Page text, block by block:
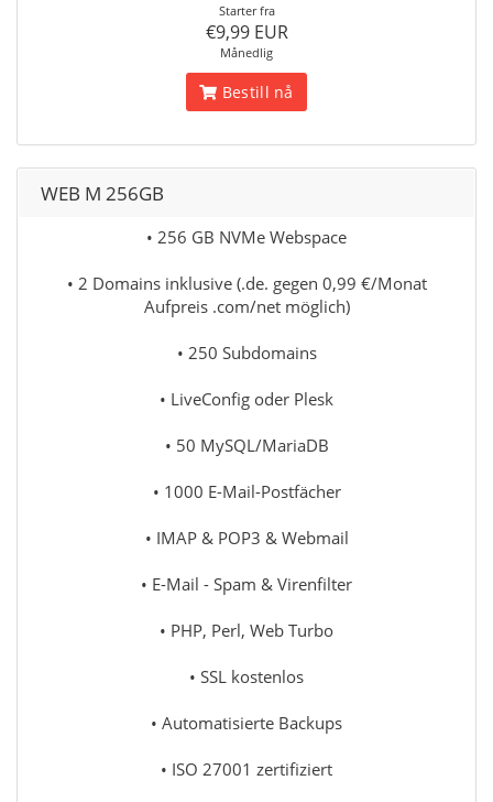
Starter fra
€9,99 EUR
Månedlig
Bestill nå
WEB M 256GB
• 256 GB NVMe Webspace
• 2 Domains inklusive (.de. gegen 0,99 €/Monat
Aufpreis .com/net möglich)
• 250 Subdomains
• LiveConfig oder Plesk
• 50 MySQL/MariaDB
• 1000 E-Mail-Postfächer
• IMAP & POP3 & Webmail
• E-Mail - Spam & Virenfilter
• PHP, Perl, Web Turbo
• SSL kostenlos
• Automatisierte Backups
• ISO 27001 zertifiziert